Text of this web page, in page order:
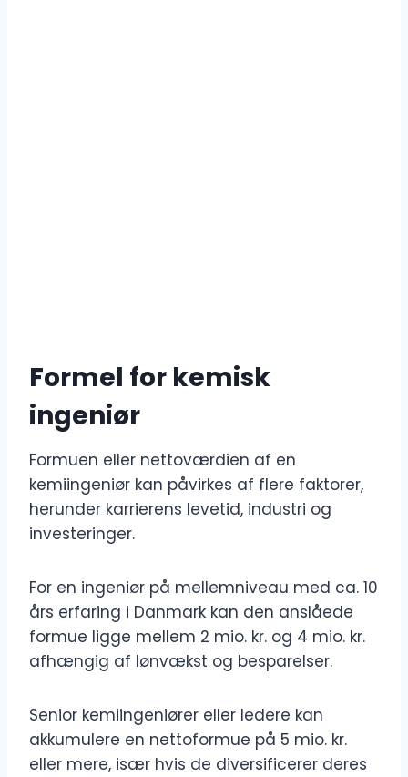
Formel for kemisk
ingeniør
Formuen eller nettoværdien af ​​en
kemiingeniør kan påvirkes af flere faktorer,
herunder karrierens levetid, industri og
investeringer.
For en ingeniør på mellemniveau med ca. 10
års erfaring i Danmark kan den anslåede
formue ligge mellem 2 mio. kr. og 4 mio. kr.
afhængig af lønvækst og besparelser.
Senior kemiingeniører eller ledere kan
akkumulere en nettoformue på 5 mio. kr.
eller mere, især hvis de diversificerer deres